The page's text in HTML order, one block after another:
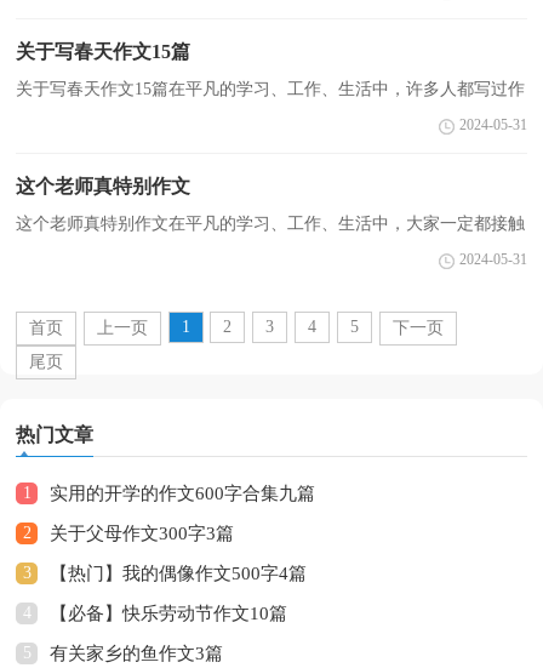
关于写春天作文15篇
关于写春天作文15篇在平凡的学习、工作、生活中，许多人都写过作
文吧，作文根据写作时限的不同可以分为限时作文和非限时作文。一
2024-05-31
这个老师真特别作文
这个老师真特别作文在平凡的学习、工作、生活中，大家一定都接触
过作文吧，作文是人们以书面形式表情达意的言语活动。你知道作文
2024-05-31
首页 上一页 1 2 3 4 5
下一页
尾页
热门文章
1 实用的开学的作文600字合集九篇
2 关于父母作文300字3篇
3 【热门】我的偶像作文500字4篇
4 【必备】快乐劳动节作文10篇
5 有关家乡的鱼作文3篇